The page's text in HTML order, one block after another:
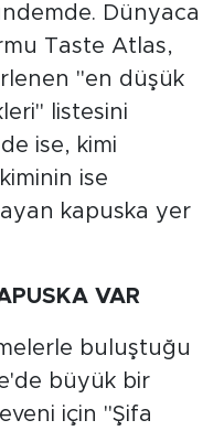
Dünyaca
Taste Atlas,
"en düşük
listesini
ise, kimi
ise
kapuska yer
VAR
buluştuğu
büyük bir
için "Şifa